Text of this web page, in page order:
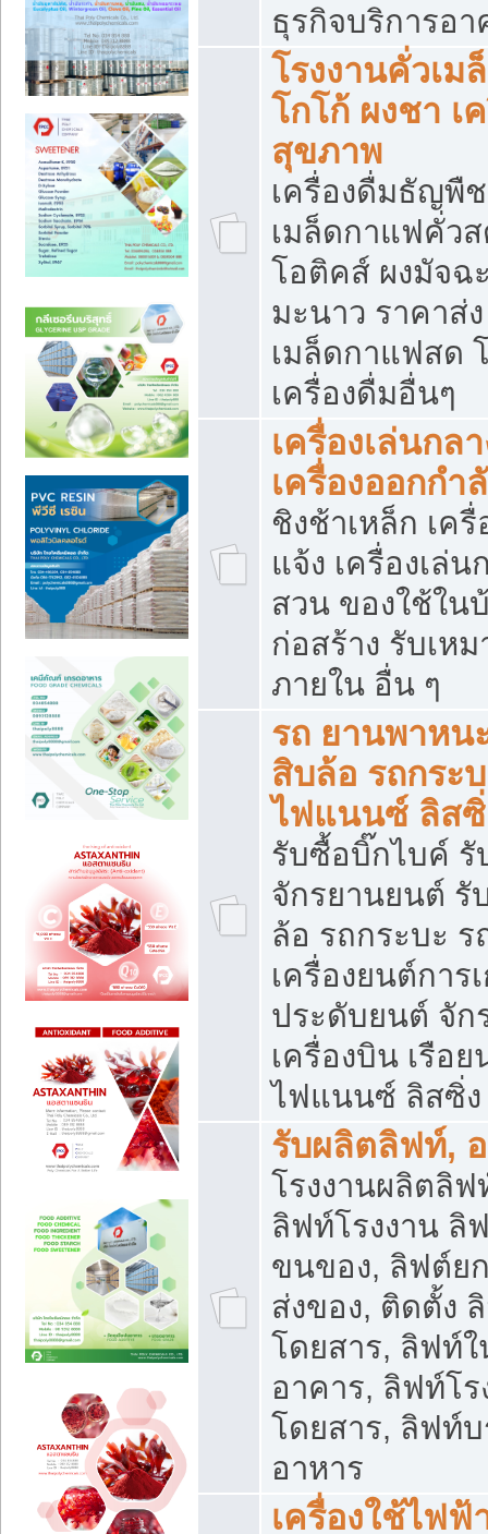
ธุรกิจบริการอ
โรงงานคั่วเม
โกโก้ ผงชา เ
สุขภาพ
เครื่องดื่มธัญพื
เมล็ดกาแฟคั่ว
โอติคส์ ผงมัจฉ
มะนาว ราคาส่
เมล็ดกาแฟสด
เครื่องดื่มอื่นๆ
เครื่องเล่นกล
เครื่องออกกำ
ชิงช้าเหล็ก เค
แจ้ง เครื่องเล่น
สวน ของใช้ใน
ก่อสร้าง รับเห
ภายใน อื่น ๆ
รถ ยานพาหน
สิบล้อ รถกระ
ไฟแนนซ์ ลิส
รับซื้อบิ๊กไบค์
จักรยานยนต์ รั
ล้อ รถกระบะ
เครื่องยนต์การ
ประดับยนต์ จัก
เครื่องบิน เรือ
ไฟแนนซ์ ลิสซิ่ง
รับผลิตลิฟท์,
โรงงานผลิตลิ
ลิฟท์โรงงาน ลิ
ขนของ, ลิฟต์ย
ส่งของ, ติดตั้ง
โดยสาร, ลิฟท์
อาคาร, ลิฟท์โ
โดยสาร, ลิฟท์
อาหาร
เครื่องใช้ไฟฟ้